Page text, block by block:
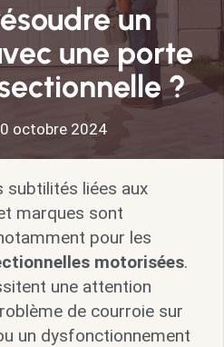
un
une porte
?
octobre 2024
subtilités liées aux
marques sont
pour les
motorisées.
une attention
de courroie sur
un dysfonctionnement